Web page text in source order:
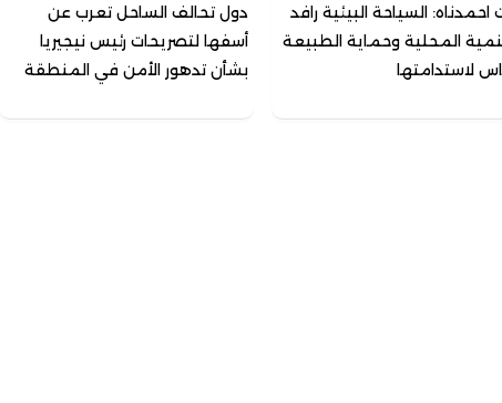
احمدناه: السياحة البيئية رافد
المحلية وحماية الطبيعة
لاستدامتها
دول تحالف الساحل تعرب عن
أسفها لتصريحات رئيس نيجيريا
بشأن تدهور الأمن في المنطقة